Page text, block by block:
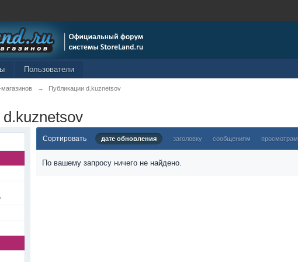
Пользователи
→ Публикации d.kuznetsov
Сортировать дате обновления заголовку сообщениям просмотрам
По вашему запросу ничего не найдено.